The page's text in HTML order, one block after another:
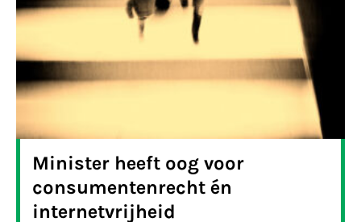
Minister heeft oog voor
consumentenrecht én
internetvrijheid